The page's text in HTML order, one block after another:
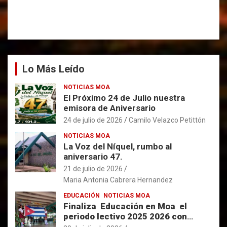
Lo Más Leído
NOTICIAS MOA
El Próximo 24 de Julio nuestra
emisora de Aniversario
24 de julio de 2026 Camilo Velazco Petittón
NOTICIAS MOA
La Voz del Níquel, rumbo al
aniversario 47.
21 de julio de 2026
Maria Antonia Cabrera Hernandez
EDUCACIÓN NOTICIAS MOA
Finaliza Educación en Moa el
perìodo lectivo 2025 2026 con